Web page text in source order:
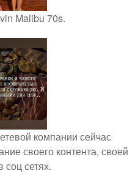
Malibu 70s.
компании сейчас
своего контента, своей
соц сетях.